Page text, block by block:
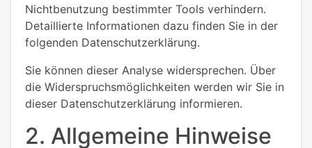
Nichtbenutzung bestimmter Tools verhindern.
Detaillierte Informationen dazu finden Sie in der
folgenden Datenschutzerklärung.
Sie können dieser Analyse widersprechen. Über
die Widerspruchsmöglichkeiten werden wir Sie in
dieser Datenschutzerklärung informieren.
2. Allgemeine Hinweise